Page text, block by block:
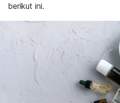
berikut ini.